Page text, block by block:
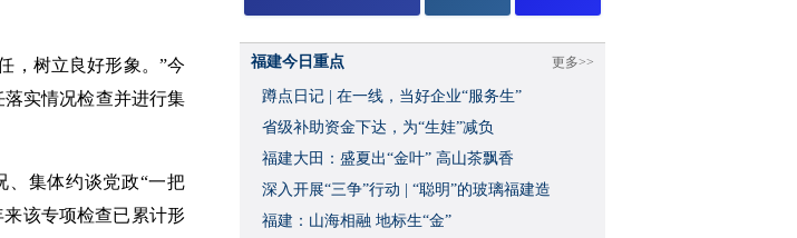
，树立良好形象。”今
实情况检查并进行集
、集体约谈党政“一把
该专项检查已累计形
更多>>
福建今日重点
蹲点日记 | 在一线，当好企业“服务生”
省级补助资金下达，为“生娃”减负
福建大田：盛夏出“金叶” 高山茶飘香
深入开展“三争”行动 | “聪明”的玻璃福建造
福建：山海相融 地标生“金”